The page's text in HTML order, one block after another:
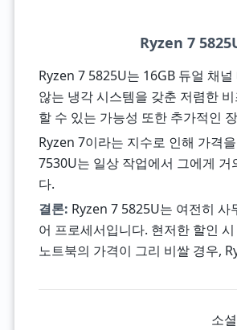
Ryzen 7
Ryzen 7 5825U는 16GB 듀얼 채
않는 냉각 시스템을 갖춘 저렴한
할 수 있는 가능성 또한 추가적인
Ryzen 7이라는 지수로 인해 가격
7530U는 일상 작업에서 그에게
다.
결론: Ryzen 7 5825U는 여전히
어 프로세서입니다. 현저한 할인
노트북의 가격이 그리 비쌀 경우,
소